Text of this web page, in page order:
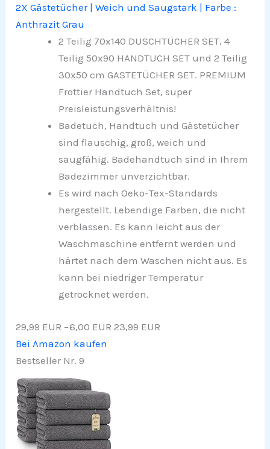
2X Gästetücher | Weich und Saugstark | Farbe :
Anthrazit Grau
2 Teilig 70x140 DUSCHTÜCHER SET, 4
Teilig 50x90 HANDTUCH SET und 2 Teilig
30x50 cm GASTETÜCHER SET. PREMIUM
Frottier Handtuch Set, super
Preisleistungsverhältnis!
Badetuch, Handtuch und Gästetücher
sind flauschig, groß, weich und
saugfähig. Badehandtuch sind in Ihrem
Badezimmer unverzichtbar.
Es wird nach Oeko-Tex-Standards
hergestellt. Lebendige Farben, die nicht
verblassen. Es kann leicht aus der
Waschmaschine entfernt werden und
härtet nach dem Waschen nicht aus. Es
kann bei niedriger Temperatur
getrocknet werden.
29,99 EUR −6,00 EUR 23,99 EUR
Bei Amazon kaufen
Bestseller Nr. 9